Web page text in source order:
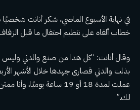
في نهاية الأسبوع الماضي، شكر أنانت شخصيًا
خطاب ألقاه على تنظيم احتفال ما قبل
وقال أنانت: “كل هذا من صنع والدتي
بذلت والدتي قصارى جهدها خلال الأشهر
عملت لمدة 18 أو 19 ساعة
لك.”